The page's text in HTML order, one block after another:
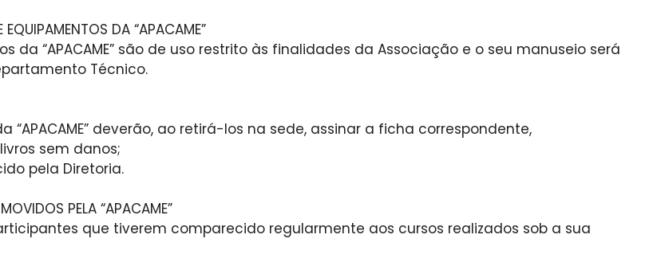
DA “APACAME”
“APACAME” são de uso restrito às finalidades da Associação e o seu manuseio será
Técnico.
deverão, ao retirá-los na sede, assinar a ficha correspondente,
sem danos;
pela Diretoria.
PELA “APACAME”
que tiverem comparecido regularmente aos cursos realizados sob a sua